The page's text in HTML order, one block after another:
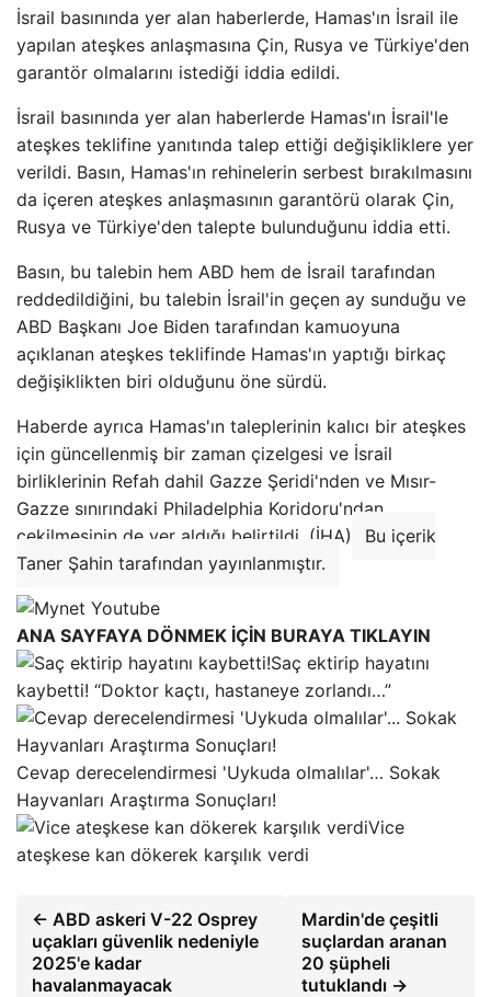
İsrail basınında yer alan haberlerde, Hamas'ın İsrail ile
yapılan ateşkes anlaşmasına Çin, Rusya ve Türkiye'den
garantör olmalarını istediği iddia edildi.
İsrail basınında yer alan haberlerde Hamas'ın İsrail'le
ateşkes teklifine yanıtında talep ettiği değişikliklere yer
verildi. Basın, Hamas'ın rehinelerin serbest bırakılmasını
da içeren ateşkes anlaşmasının garantörü olarak Çin,
Rusya ve Türkiye'den talepte bulunduğunu iddia etti.
Basın, bu talebin hem ABD hem de İsrail tarafından
reddedildiğini, bu talebin İsrail'in geçen ay sunduğu ve
ABD Başkanı Joe Biden tarafından kamuoyuna
açıklanan ateşkes teklifinde Hamas'ın yaptığı birkaç
değişiklikten biri olduğunu öne sürdü.
Haberde ayrıca Hamas'ın taleplerinin kalıcı bir ateşkes
için güncellenmiş bir zaman çizelgesi ve İsrail
birliklerinin Refah dahil Gazze Şeridi'nden ve Mısır-
Gazze sınırındaki Philadelphia Koridoru'ndan
çekilmesinin de yer aldığı belirtildi. (İHA)
Bu içerik
Taner Şahin tarafından yayınlanmıştır.
ANA SAYFAYA DÖNMEK İÇİN BURAYA TIKLAYIN
Saç ektirip hayatını
kaybetti! “Doktor kaçtı, hastaneye zorlandı…”
Cevap derecelendirmesi 'Uykuda olmalılar'… Sokak
Hayvanları Araştırma Sonuçları!
Vice
ateşkese kan dökerek karşılık verdi
← ABD askeri V-22 Osprey
uçakları güvenlik nedeniyle
2025'e kadar
havalanmayacak
Mardin'de çeşitli
suçlardan aranan
20 şüpheli
tutuklandı →